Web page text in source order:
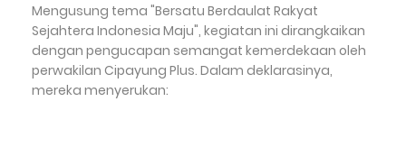
Mengusung tema "Bersatu Berdaulat Rakyat
Sejahtera Indonesia Maju", kegiatan ini dirangkaikan
dengan pengucapan semangat kemerdekaan oleh
perwakilan Cipayung Plus. Dalam deklarasinya,
mereka menyerukan: